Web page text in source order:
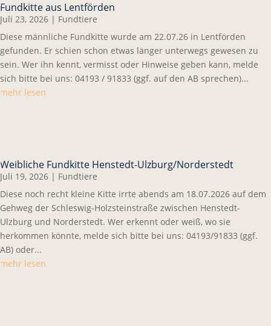
Fundkitte aus Lentförden
Juli 23, 2026 | Fundtiere
Diese männliche Fundkitte wurde am 22.07.26 in Lentförden
gefunden. Er schien schon etwas länger unterwegs gewesen zu
sein. Wer ihn kennt, vermisst oder Hinweise geben kann, melde
sich bitte bei uns: 04193 / 91833 (ggf. auf den AB sprechen)...
mehr lesen
Weibliche Fundkitte Henstedt-Ulzburg/Norderstedt
Juli 19, 2026 | Fundtiere
Diese noch recht kleine Kitte irrte abends am 18.07.2026 auf dem
Gehweg der Schleswig-Holzsteinstraße zwischen Henstedt-
Ulzburg und Norderstedt. Wer erkennt oder weiß, wo sie
herkommen könnte, melde sich bitte bei uns: 04193/91833 (ggf.
AB) oder...
mehr lesen